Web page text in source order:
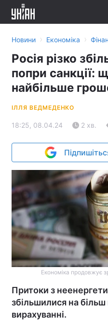
Новини › Економіка ›
Росія різко
попри санкції:
найбільше
ІЛЛЯ ВЕДМЕДЕНКО
18:25, 08.04.24 2 хв.
Економіка продовжує
Притоки з
збільшилися на
вирахуванні.